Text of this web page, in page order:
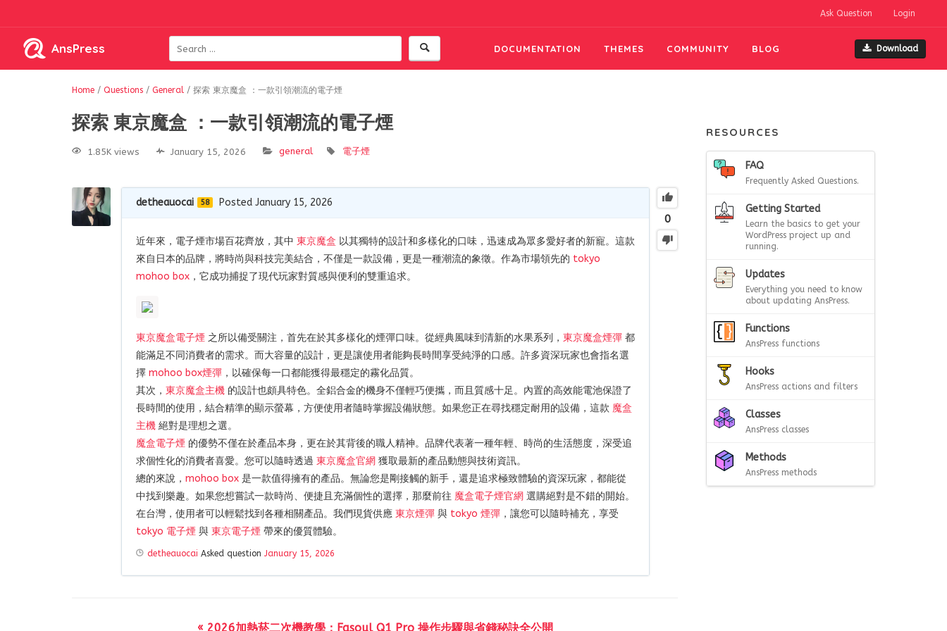
Ask Question Login
AnsPress DOCUMENTATION THEMES COMMUNITY BLOG Download
Home / Questions / General / 探索 東京魔盒 ：一款引領潮流的電子煙
探索 東京魔盒 ：一款引領潮流的電子煙
1.85K views January 15, 2026 general 電子煙
0
detheauocai 58 Posted January 15, 2026
近年來，電子煙市場百花齊放，其中 東京魔盒 以其獨特的設計和多樣化的口味，迅速成為眾多愛好者的新寵。這款
來自日本的品牌，將時尚與科技完美結合，不僅是一款設備，更是一種潮流的象徵。作為市場領先的 tokyo
mohoo box ，它成功捕捉了現代玩家對質感與便利的雙重追求。
東京魔盒電子煙 之所以備受關注，首先在於其多樣化的煙彈口味。從經典風味到清新的水果系列， 東京魔盒煙彈 都
能滿足不同消費者的需求。而大容量的設計，更是讓使用者能夠長時間享受純淨的口感。許多資深玩家也會指名選
擇 mohoo box煙彈 ，以確保每一口都能獲得最穩定的霧化品質。
其次， 東京魔盒主機 的設計也頗具特色。全鋁合金的機身不僅輕巧便攜，而且質感十足。內置的高效能電池保證了
長時間的使用，結合精準的顯示螢幕，方便使用者隨時掌握設備狀態。如果您正在尋找穩定耐用的設備，這款 魔盒
主機 絕對是理想之選。
魔盒電子煙 的優勢不僅在於產品本身，更在於其背後的職人精神。品牌代表著一種年輕、時尚的生活態度，深受追
求個性化的消費者喜愛。您可以隨時透過 東京魔盒官網 獲取最新的產品動態與技術資訊。
總的來說， mohoo box 是一款值得擁有的產品。無論您是剛接觸的新手，還是追求極致體驗的資深玩家，都能從
中找到樂趣。如果您想嘗試一款時尚、便捷且充滿個性的選擇，那麼前往 魔盒電子煙官網 選購絕對是不錯的開始。
在台灣，使用者可以輕鬆找到各種相關產品。我們現貨供應 東京煙彈 與 tokyo 煙彈 ，讓您可以隨時補充，享受
tokyo 電子煙 與 東京電子煙 帶來的優質體驗。
detheauocai Asked question January 15, 2026
« 2026加熱菸二次機教學：Fasoul Q1 Pro 操作步驟與省錢秘訣全公開
RESOURCES
FAQ
Frequently Asked Questions.
Getting Started
Learn the basics to get your
WordPress project up and
running.
Updates
Everything you need to know
about updating AnsPress.
Functions
AnsPress functions
Hooks
AnsPress actions and filters
Classes
AnsPress classes
Methods
AnsPress methods